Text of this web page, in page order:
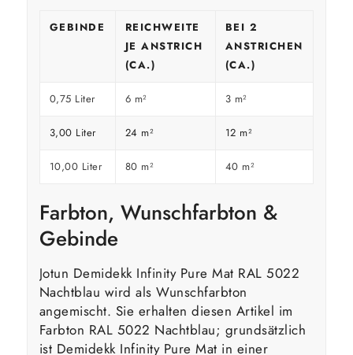
GEBINDE
REICHWEITE
JE ANSTRICH
(CA.)
BEI 2
ANSTRICHEN
(CA.)
0,75 Liter 6 m² 3 m²
3,00 Liter 24 m² 12 m²
10,00 Liter 80 m² 40 m²
Farbton, Wunschfarbton &
Gebinde
Jotun Demidekk Infinity Pure Mat RAL 5022
Nachtblau wird als Wunschfarbton
angemischt. Sie erhalten diesen Artikel im
Farbton RAL 5022 Nachtblau; grundsätzlich
ist Demidekk Infinity Pure Mat in einer